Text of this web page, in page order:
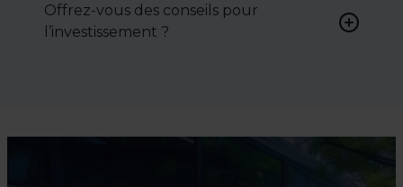
négocier le prix, le bail ou les
conditions de vente.
Offrez-vous des conseils pour
l’investissement ?
l’évaluation et la valorisation